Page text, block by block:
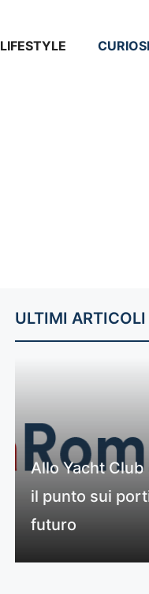
LIFESTYLE
ULTIMI ARTICOLI
Allo Yacht
il punto sui
futuro